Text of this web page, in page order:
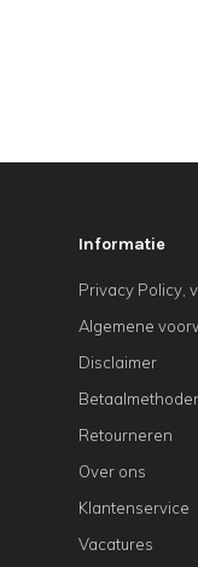
Informatie
Privacy Policy,
Algemene
Disclaimer
Retourneren
Over ons
Klantenservice
Vacatures